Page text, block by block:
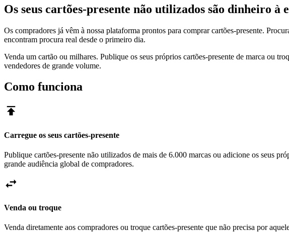
Os seus cartões-presente não utilizados são dinheiro à
Os compradores já vêm à nossa plataforma prontos para comprar cartões-presente.
encontram procura real desde o primeiro dia.
Venda um cartão ou milhares. Publique os seus próprios cartões-presente de marca ou
vendedores de grande volume.
Como funciona
Carregue os seus cartões-presente
Publique cartões-presente não utilizados de mais de 6.000 marcas ou adicione os seus
grande audiência global de compradores.
Venda ou troque
Venda diretamente aos compradores ou troque cartões-presente que não precisa por